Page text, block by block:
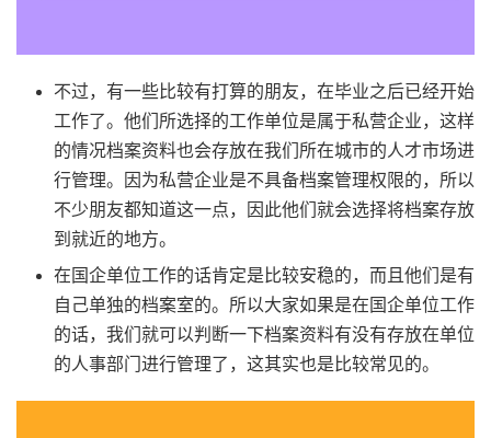
不过，有一些比较有打算的朋友，在毕业之后已经开始
工作了。他们所选择的工作单位是属于私营企业，这样
的情况档案资料也会存放在我们所在城市的人才市场进
行管理。因为私营企业是不具备档案管理权限的，所以
不少朋友都知道这一点，因此他们就会选择将档案存放
到就近的地方。
在国企单位工作的话肯定是比较安稳的，而且他们是有
自己单独的档案室的。所以大家如果是在国企单位工作
的话，我们就可以判断一下档案资料有没有存放在单位
的人事部门进行管理了，这其实也是比较常见的。